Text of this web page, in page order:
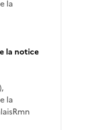
la
la notice
la